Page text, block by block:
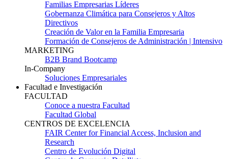
Familias Empresarias Líderes
Gobernanza Climática para Consejeros y Altos
Directivos
Creación de Valor en la Familia Empresaria
Formación de Consejeros de Administración | Intensivo
MARKETING
B2B Brand Bootcamp
In-Company
Soluciones Empresariales
Facultad e Investigación
FACULTAD
Conoce a nuestra Facultad
Facultad Global
CENTROS DE EXCELENCIA
FAIR Center for Financial Access, Inclusion and
Research
Centro de Evolución Digital